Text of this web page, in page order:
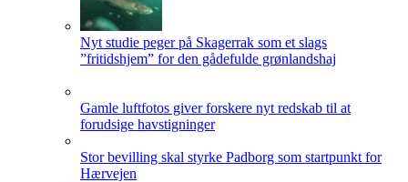
Nyt studie peger på Skagerrak som et slags
”fritidshjem” for den gådefulde grønlandshaj
Gamle luftfotos giver forskere nyt redskab til at
forudsige havstigninger
Stor bevilling skal styrke Padborg som startpunkt for
Hærvejen